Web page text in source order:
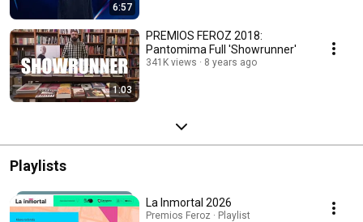
6:57
1:03
PREMIOS FEROZ 2018:
Pantomima Full 'Showrunner'
341K views 8 years ago
Playlists
La Inmortal 2026
Premios Feroz · Playlist